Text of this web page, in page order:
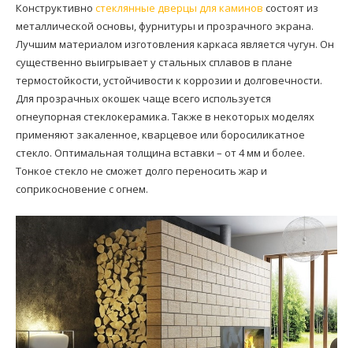
Конструктивно стеклянные дверцы для каминов состоят из
металлической основы, фурнитуры и прозрачного экрана.
Лучшим материалом изготовления каркаса является чугун. Он
существенно выигрывает у стальных сплавов в плане
термостойкости, устойчивости к коррозии и долговечности.
Для прозрачных окошек чаще всего используется
огнеупорная стеклокерамика. Также в некоторых моделях
применяют закаленное, кварцевое или боросиликатное
стекло. Оптимальная толщина вставки – от 4 мм и более.
Тонкое стекло не сможет долго переносить жар и
соприкосновение с огнем.